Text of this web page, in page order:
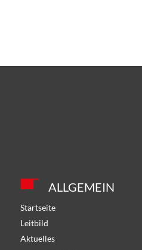
ALLGEMEIN
Startseite
Leitbild
Aktuelles